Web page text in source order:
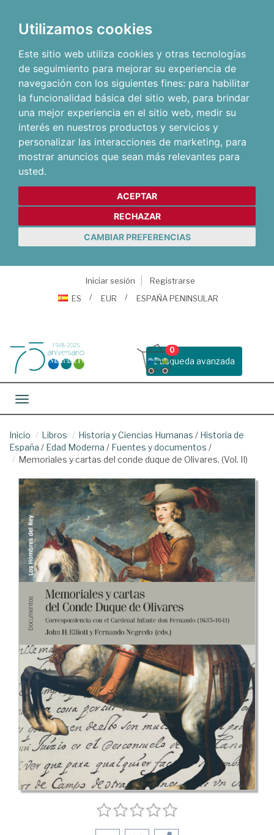
Utilizamos cookies
Este sitio web utiliza cookies y otras tecnologías
de seguimiento para mejorar su experiencia de
navegación con los siguientes fines: para habilitar
la funcionalidad básica del sitio web, para brindar
una mejor experiencia en el sitio web, medir su
interés en nuestros productos y servicios y
personalizar las interacciones de marketing, para
mostrar anuncios que sean más relevantes para
usted.
ACEPTAR
RECHAZAR
CAMBIAR PREFERENCIAS
Iniciar sesión
Registrarse
ES
EUR ESPAÑA PENINSULAR
Busqueda avanzada
0
Toggle navigation
Inicio Libros Historia y Ciencias Humanas / Historia de
España / Edad Moderna / Fuentes y documentos /
Memoriales y cartas del conde duque de Olivares. (Vol. II)